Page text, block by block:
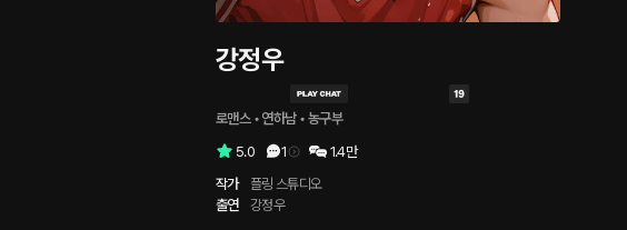
강정우
로맨스 • 연하남 • 농구부
5.0
1
1.4만
작가
플링 스튜디오
출연
강정우